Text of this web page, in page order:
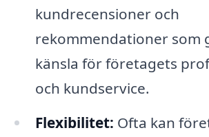
kundrecensioner och
rekommendationer som
känsla för företagets
och kundservice.
Flexibilitet: Ofta kan